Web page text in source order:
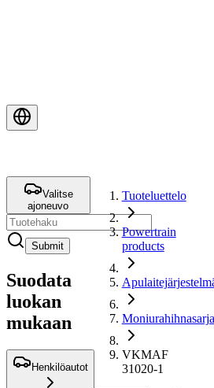
Valitse
ajoneuvo
Submit
Suodata
luokan
mukaan
Henkilöautot
Tuoteluettelo
Powertrain
products
Moniurahihnasarja
VKMAF
31020-1